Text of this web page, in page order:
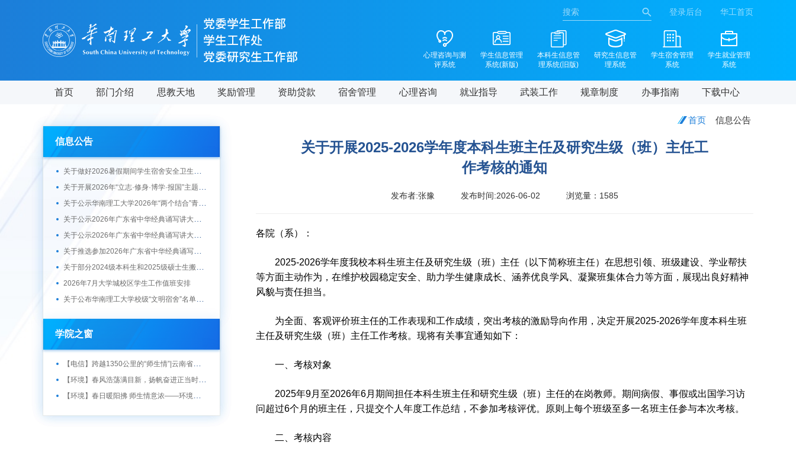
登录后台 华工首页
心理咨询与测
评系统
学生信息管理
系统(新版)
本科生信息管
理系统(旧版)
研究生信息管
理系统
学生宿舍管理
系统
学生就业管理
系统
首页 部门介绍 思教天地 奖励管理 资助贷款 宿舍管理 心理咨询 就业指导 武装工作 规章制度 办事指南 下载中心
首页 信息公告
关于开展2025-2026学年度本科生班主任及研究生级（班）主任工
作考核的通知
发布者:张豫 发布时间:2026-06-02 浏览量： 1585
各院（系）：
2025-2026学年度我校本科生班主任及研究生级（班）主任（以下简称班主任）在思想引领、班级建设、学业帮扶
等方面主动作为，在维护校园稳定安全、助力学生健康成长、涵养优良学风、凝聚班集体合力等方面，展现出良好精神
风貌与责任担当。
为全面、客观评价班主任的工作表现和工作成绩，突出考核的激励导向作用，决定开展2025-2026学年度本科生班
主任及研究生级（班）主任工作考核。现将有关事宜通知如下：
一、考核对象
2025年9月至2026年6月期间担任本科生班主任和研究生级（班）主任的在岗教师。期间病假、事假或出国学习访
问超过6个月的班主任，只提交个人年度工作总结，不参加考核评优。原则上每个班级至多一名班主任参与本次考核。
二、考核内容
信息公告
关于做好2026暑假期间学生宿舍安全卫生管理工作的通知
关于开展2026年“立志·修身·博学·报国”主题教育系列活动的通知
关于公示华南理工大学2026年“两个结合”青春践行主题拟推荐作品的通知
关于公示2026年广东省中华经典诵写讲大赛“诗教中国”讲解大赛、“笔墨中国”暨第十七届广东省规范汉字书写大赛推荐参赛作品的通知
关于公示2026年广东省中华经典诵写讲大赛“诵读中国”经典诵读大赛推荐参赛作品的通知
关于推选参加2026年广东省中华经典诵写讲大赛的通知
关于部分2024级本科生和2025级硕士生搬迁工作的通知
2026年7月大学城校区学生工作值班安排
关于公布华南理工大学校级“文明宿舍”名单的通知
学院之窗
【电信】跨越1350公里的“师生情”|云南省云县数字支教开课啦
【环境】春风浩荡满目新，扬帆奋进正当时 ——记环境与能源学院升旗仪式
【环境】春日暖阳拂 师生情意浓——环境与能源学院举行“聚能环”第一期午餐会